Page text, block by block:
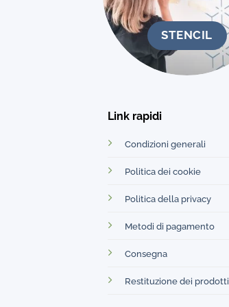
STENCIL
Link rapidi
Condizioni generali
Politica dei cookie
Politica della privacy
Metodi di pagamento
Consegna
Restituzione dei prodotti